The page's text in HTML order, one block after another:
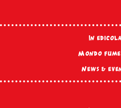
In edicola
Mondo
News &